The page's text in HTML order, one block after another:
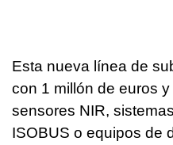
Esta nueva línea de
con 1 millón de euros
sensores NIR,
ISOBUS o equipos de